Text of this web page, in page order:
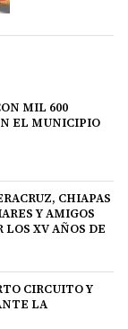
MIL 600
EL MUNICIPIO
CHIAPAS
Y AMIGOS
LOS XV AÑOS DE
CIRCUITO Y
LA